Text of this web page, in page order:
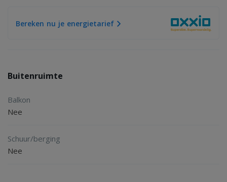
Bereken nu je energietarief
Buitenruimte
Balkon
Nee
Schuur/berging
Nee